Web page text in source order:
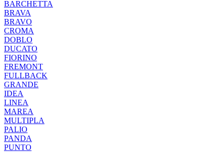
BARCHETTA
BRAVA
BRAVO
CROMA
DOBLO
DUCATO
FIORINO
FREMONT
FULLBACK
GRANDE
IDEA
LINEA
MAREA
MULTIPLA
PALIO
PANDA
PUNTO